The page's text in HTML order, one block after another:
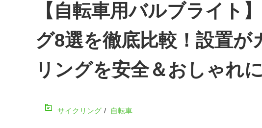
【自転車用バルブライト
グ8選を徹底比較！設置が
リングを安全＆おしゃれ
サイクリング / 自転車